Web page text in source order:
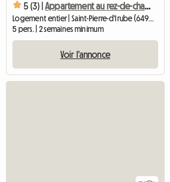
5 (3) | Appartement au rez-de-chaussée d'une grande maison
Logement entier | Saint-Pierre-d'Irube (64990) | 60 M2
5 pers. | 2 semaines minimum
Voir l'annonce